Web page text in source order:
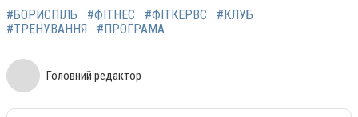
#БОРИСПІЛЬ #ФІТНЕС #ФІТКЕРВС
#КЛУБ
#ТРЕНУВАННЯ
#ПРОГРАМА
Головний редактор